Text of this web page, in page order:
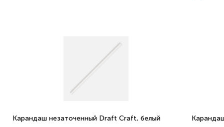
Карандаш незаточенный Draft Craft, белый